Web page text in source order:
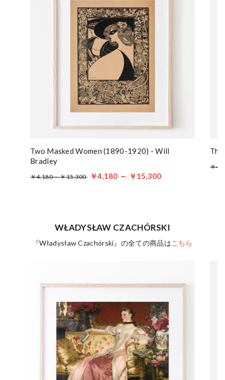
Two Masked Women (1890-1920) - Will
Bradley
￥4,180～ ￥15,300 ￥4,180 ～ ￥15,300
￥
WŁADYSŁAW CZACHÓRSKI
『Władysław Czachórski』の全ての商品はこちら